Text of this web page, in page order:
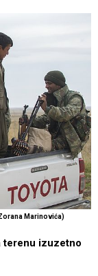
Marinovića)
terenu izuzetno